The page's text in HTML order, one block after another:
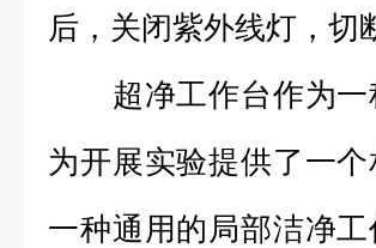
后，关闭紫外线灯，切
超净工作台作为一
为开展实验提供了一
一种通用的局部洁净